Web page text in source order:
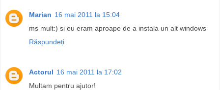
Marian 16 mai 2011 la 15:04
ms mult:) si eu eram aproape de a instala un alt windows
Răspundeți
Actorul 16 mai 2011 la 17:02
Multam pentru ajutor!